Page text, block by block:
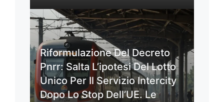
Riformulazione Del Decreto
Pnrr: Salta L’ipotesi Del Lotto
Unico Per Il Servizio Intercity
Dopo Lo Stop Dell’UE. Le